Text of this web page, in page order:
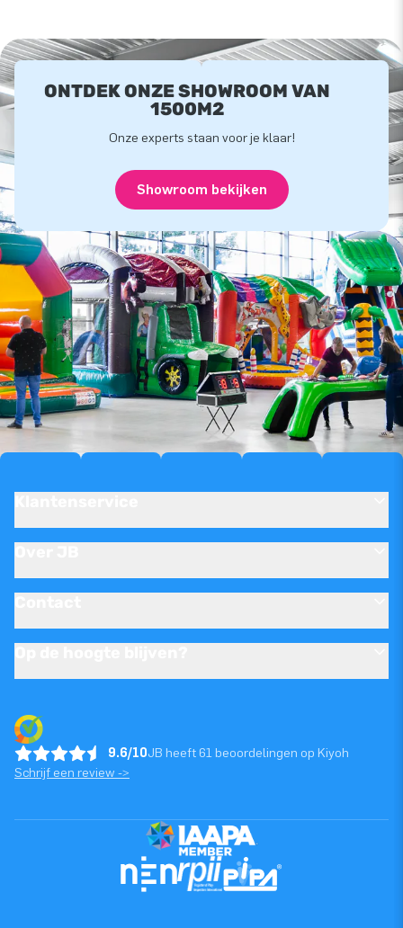
ONTDEK ONZE SHOWROOM VAN
1500M2
Onze experts staan voor je klaar!
Showroom bekijken
9.6/10JB heeft 61 beoordelingen op Kiyoh
Schrijf een review ->